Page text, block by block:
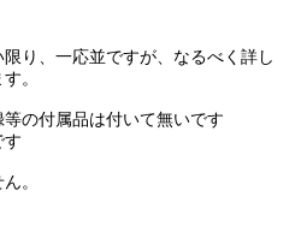
り、一応並ですが、なるべく詳し
。
の付属品は付いて無いです
す
。